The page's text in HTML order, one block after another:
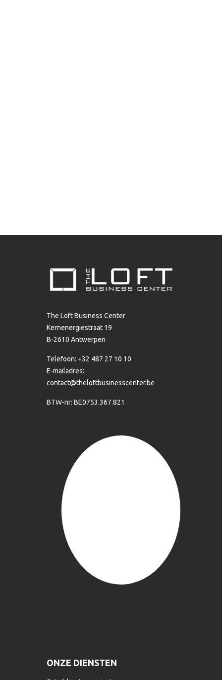
The Loft Business Center
Kernenergiestraat 19
B-2610 Antwerpen
Telefoon: +32 487 27 10 10
E-mailadres:
contact@theloftbusinesscenter.be
BTW-nr: BE0753.367.821
ONZE DIENSTEN